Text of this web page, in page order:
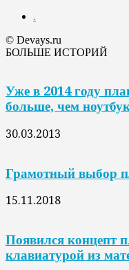
.
© Devays.ru
БОЛЬШЕ ИСТОРИЙ
Уже в 2014 году
больше, чем
30.03.2013
Грамотный выбор
15.11.2018
Появился концепт
клавиатурой из